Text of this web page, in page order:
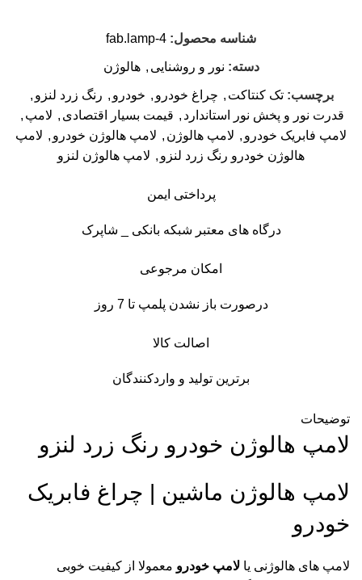
شناسه محصول: fab.lamp-4
دسته: نور و روشنایی , هالوژن
برچسب: تک کنتاکت , چراغ خودرو , خودرو , رنگ زرد لنزو ,
قدرت نور و پخش نور استاندارد , قیمت بسیار اقتصادی , لامپ ,
لامپ فابریک خودرو , لامپ هالوژن , لامپ هالوژن خودرو , لامپ
هالوژن خودرو رنگ زرد لنزو , لامپ هالوژن لنزو
پرداختی ایمن
درگاه های معتبر شبکه بانکی _ شاپرک
امکان مرجوعی
درصورت باز نشدن پلمپ تا 7 روز
اصالت کالا
برترین تولید و واردکنندگان
توضیحات
لامپ هالوژن خودرو رنگ زرد لنزو
لامپ هالوژن ماشین | چراغ فابریک
خودرو
لامپ های هالوژنی یا لامپ خودرو معمولا از کیفیت خوبی